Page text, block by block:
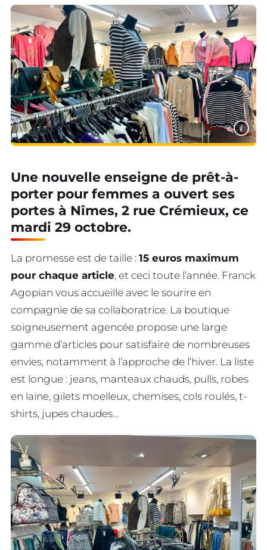
i
Une nouvelle enseigne de prêt-à-
porter pour femmes a ouvert ses
portes à Nîmes, 2 rue Crémieux, ce
mardi 29 octobre.
La promesse est de taille : 15 euros maximum
pour chaque article, et ceci toute l’année. Franck
Agopian vous accueille avec le sourire en
compagnie de sa collaboratrice. La boutique
soigneusement agencée propose une large
gamme d’articles pour satisfaire de nombreuses
envies, notamment à l’approche de l’hiver. La liste
est longue : jeans, manteaux chauds, pulls, robes
en laine, gilets moelleux, chemises, cols roulés, t-
shirts, jupes chaudes…